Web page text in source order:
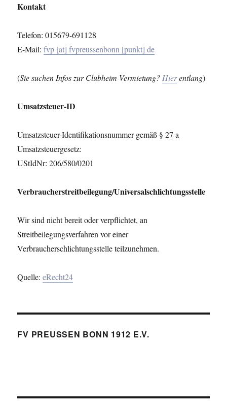
Kontakt
Telefon: 015679-691128
E-Mail:fvp [at] fvpreussenbonn [punkt] de
(Sie suchen Infos zur Clubheim-Vermietung?Hierentlang)
Umsatzsteuer-ID
Umsatzsteuer-Identifikationsnummer gemäß § 27 a
Umsatzsteuergesetz:
UStIdNr: 206/580/0201
Verbraucher­streit­beilegung/Universal­schlichtungs­stelle
Wir sind nicht bereit oder verpflichtet, an
Streitbeilegungsverfahren vor einer
Verbraucherschlichtungsstelle teilzunehmen.
Quelle:eRecht24
FV PREUSSEN BONN 1912 E.V.